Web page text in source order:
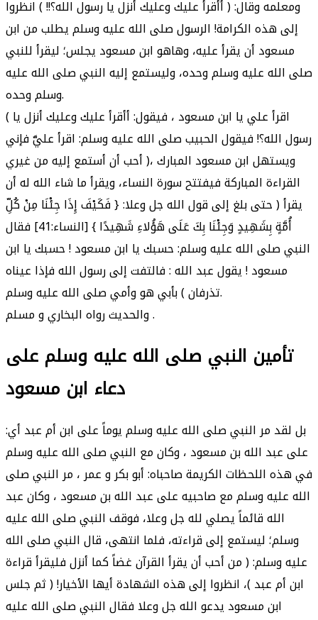
ومعلمه وقال: ( أأقرأ عليك وعليك أنزل يا رسول الله؟!! ) انظروا
إلى هذه الكرامة! الرسول صلى الله عليه وسلم يطلب من ابن
مسعود أن يقرأ عليه، وهاهو ابن مسعود يجلس؛ ليقرأ للنبي
صلى الله عليه وسلم وحده، وليستمع إليه النبي صلى الله عليه
وسلم وحده.
( اقرأ علي يا ابن مسعود ، فيقول: أأقرأ عليك وعليك أنزل يا
رسول الله؟! فيقول الحبيب صلى الله عليه وسلم: اقرأ عليَّ فإني
أحب أن أستمع إليه من غيري )، ويستهل ابن مسعود المبارك
القراءة المباركة فيفتتح سورة النساء، ويقرأ ما شاء الله له أن
يقرأ ( حتى بلغ إلى قول الله جل وعلا: { فَكَيْفَ إِذَا جِئْنَا مِنْ كُلِّ
أُمَّةٍ بِشَهِيدٍ وَجِئْنَا بِكَ عَلَى هَؤُلاءِ شَهِيدًا } [النساء:41] فقال
النبي صلى الله عليه وسلم: حسبك يا ابن مسعود ! حسبك يا ابن
مسعود ! يقول عبد الله : فالتفت إلى رسول الله فإذا عيناه
تذرفان ) بأبي هو وأمي صلى الله عليه وسلم.
والحديث رواه البخاري و مسلم .
تأمين النبي صلى الله عليه وسلم على
دعاء ابن مسعود
بل لقد مر النبي صلى الله عليه وسلم يوماً على ابن أم عبد أي:
على عبد الله بن مسعود ، وكان مع النبي صلى الله عليه وسلم
في هذه اللحظات الكريمة صاحباه: أبو بكر و عمر ، مر النبي صلى
الله عليه وسلم مع صاحبيه على عبد الله بن مسعود ، وكان عبد
الله قائماً يصلي لله جل وعلا، فوقف النبي صلى الله عليه
وسلم؛ ليستمع إلى قراءته، فلما انتهى، قال النبي صلى الله
عليه وسلم: ( من أحب أن يقرأ القرآن غضاً كما أنزل فليقرأ قراءة
ابن أم عبد )، انظروا إلى هذه الشهادة أيها الأخيار! ( ثم جلس
ابن مسعود يدعو الله جل وعلا فقال النبي صلى الله عليه